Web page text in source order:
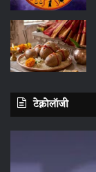
टेक्नोलॉजी